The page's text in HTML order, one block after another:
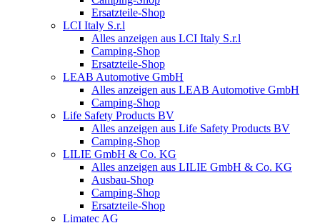
Ersatzteile-Shop
LCI Italy S.r.l
Alles anzeigen aus LCI Italy S.r.l
Camping-Shop
Ersatzteile-Shop
LEAB Automotive GmbH
Alles anzeigen aus LEAB Automotive GmbH
Camping-Shop
Life Safety Products BV
Alles anzeigen aus Life Safety Products BV
Camping-Shop
LILIE GmbH & Co. KG
Alles anzeigen aus LILIE GmbH & Co. KG
Ausbau-Shop
Camping-Shop
Ersatzteile-Shop
Limatec AG